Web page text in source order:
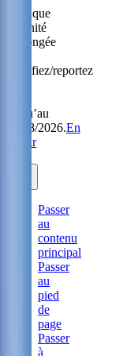
Politique
Sérénité
prolongée
modifiez/reportez
jusqu’au
31/08/2026.En
savoir
Passer
au
contenu
principal
Passer
au
pied
de
page
Passer
à